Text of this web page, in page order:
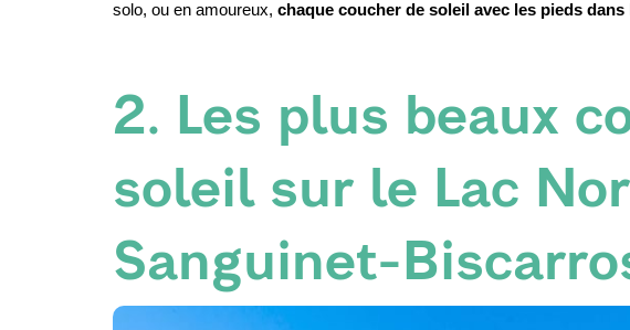
solo, ou en amoureux, chaque coucher de soleil avec les pieds
2. Les plus beaux
soleil sur le Lac
Sanguinet-